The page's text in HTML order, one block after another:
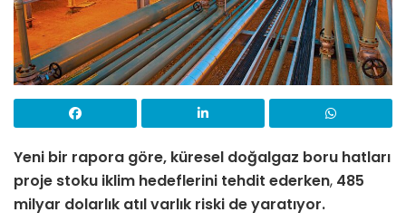
Yeni bir rapora göre, küresel doğalgaz boru hatları
proje stoku iklim hedeflerini tehdit ederken, 485
milyar dolarlık atıl varlık riski de yaratıyor.